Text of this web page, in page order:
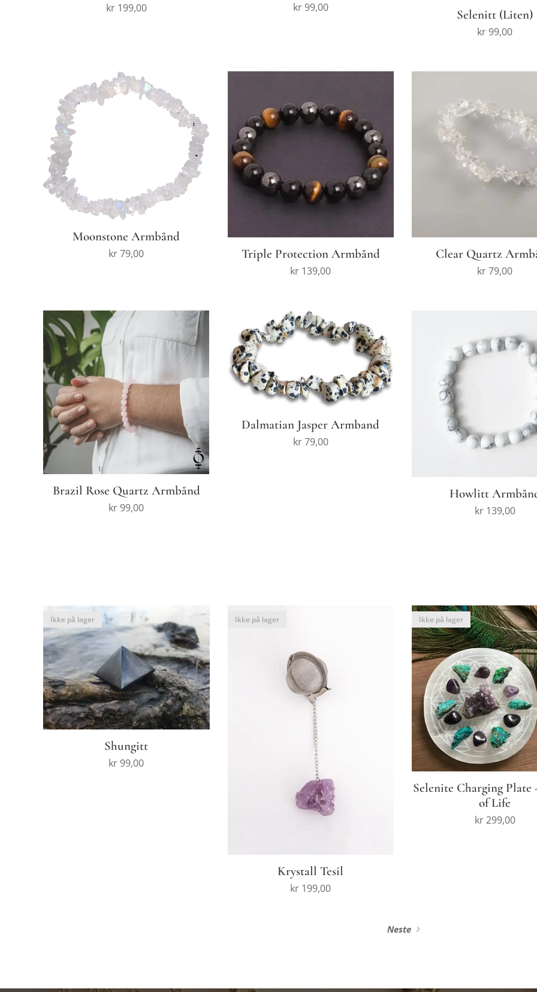
kr 199,00 kr99,00 Selenitt (Liten)
kr99,00
Moonstone Armbånd
kr79,00 Triple Protection Armbånd
kr 139,00
Clear Quartz
kr79,00
Brazil Rose Quartz Armbånd
kr99,00
Dalmatian Jasper Armband
kr79,00
Howlitt
kr 139,00
Shungitt
Ikke på lager
kr99,00
Krystall Tesil
Ikke på lager
kr 199,00
Selenite Charging Plate
of Life
Ikke på lager
kr299,00
Neste